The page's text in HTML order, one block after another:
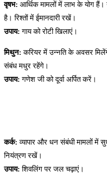
वृषभ: आर्थिक मामलों में लाभ के योग हैं।
है। रिश्तों में ईमानदारी रखें।
उपाय:गाय को रोटी खिलाएं।
मिथुन:करियर में उन्नति के अवसर
संबंध मधुर रहेंगे।
उपाय:गणेश जी को दूर्वा अर्पित करें।
कर्क: व्यापार और धन संबंधी मामलों में
नियंत्रण रखें।
उपाय: शिवलिंग पर जल चढ़ाएं।